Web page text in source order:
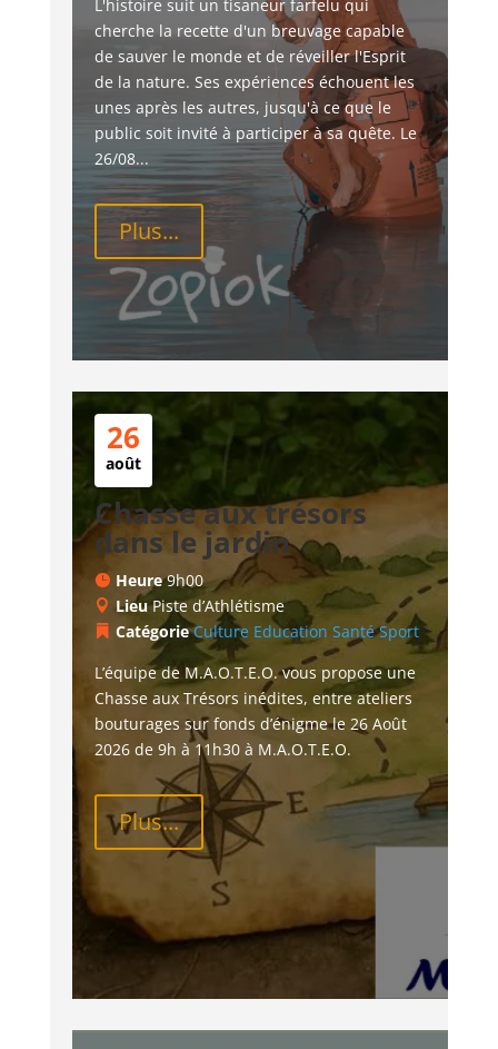
L'histoire suit un tisaneur farfelu qui
cherche la recette d'un breuvage capable
de sauver le monde et de réveiller l'Esprit
de la nature. Ses expériences échouent les
unes après les autres, jusqu'à ce que le
public soit invité à participer à sa quête. Le
26/08...
Plus...
26
août
Chasse aux trésors
dans le jardin
Heure9h00
LieuPiste d’Athlétisme
CatégorieCulture Education Santé Sport
L’équipe de M.A.O.T.E.O. vous propose une
Chasse aux Trésors inédites, entre ateliers
bouturages sur fonds d’énigme le 26 Août
2026 de 9h à 11h30 à M.A.O.T.E.O.
Plus...